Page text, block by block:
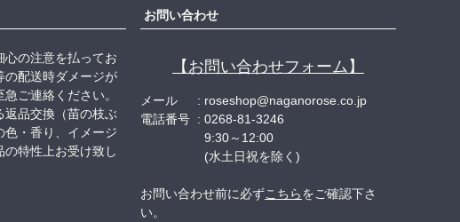
心の注意を払ってお
の配送時ダメージが
ご連絡ください。
返品交換（苗の枝ぶ
色・香り、イメージ
の特性上お受け致し
お問い合わせ
【お問い合わせフォーム】
メール
roseshop@naganorose.co.jp
電話番号
0268-81-3246
9:30～12:00
(水土日祝を除く)
お問い合わせ前に必ずこちらをご確認下さ
い。